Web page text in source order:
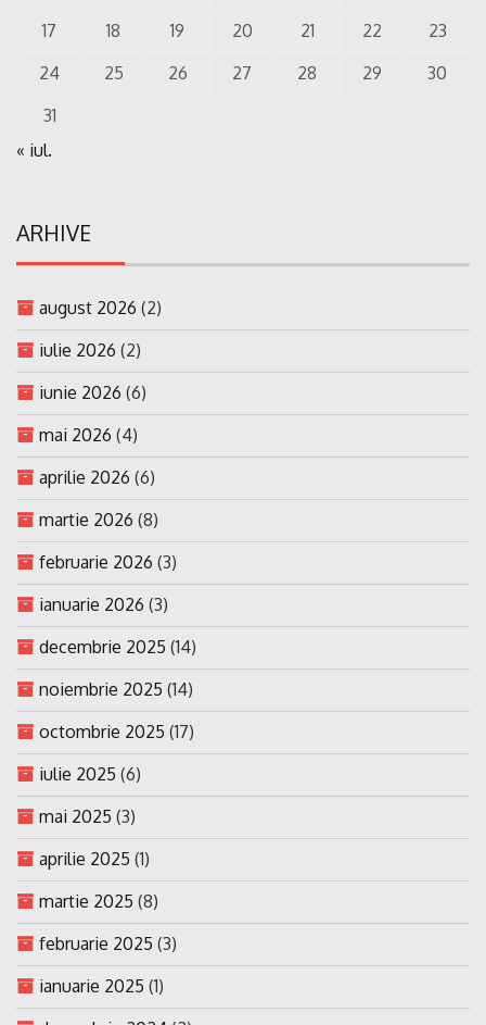
17
18 19 20 21 22
23
24
25 26 27 28 29
30
31
« iul.
ARHIVE
august 2026 (2)
iulie 2026 (2)
iunie 2026 (6)
mai 2026 (4)
aprilie 2026 (6)
martie 2026 (8)
februarie 2026 (3)
ianuarie 2026 (3)
decembrie 2025 (14)
noiembrie 2025 (14)
octombrie 2025 (17)
iulie 2025 (6)
mai 2025 (3)
aprilie 2025 (1)
martie 2025 (8)
februarie 2025 (3)
ianuarie 2025 (1)